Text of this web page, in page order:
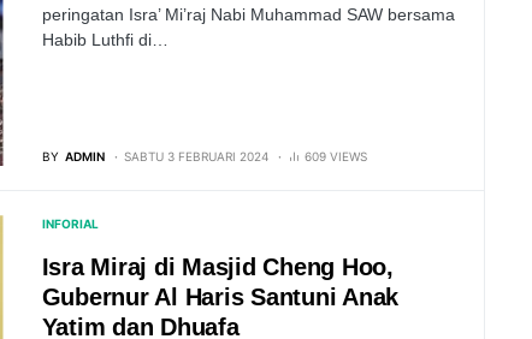
peringatan Isra’ Mi’raj Nabi Muhammad SAW bersama
Habib Luthfi di…
BY ADMIN SABTU 3 FEBRUARI 2024 609 VIEWS
INFORIAL
Isra Miraj di Masjid Cheng Hoo,
Gubernur Al Haris Santuni Anak
Yatim dan Dhuafa